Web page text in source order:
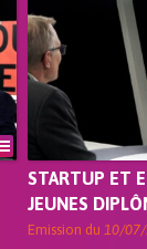
STARTUP ET
JEUNES
Emission du 10/07/